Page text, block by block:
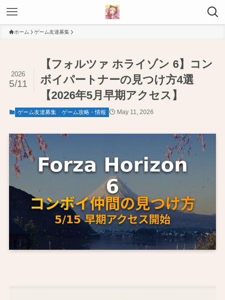
ホーム ゲーム友達募集
【フォルツァ ホライゾン 6】コン
ボイパートナーの見つけ方4選
【2026年5月早期アクセス】
2026
5/11
ゲーム友達募集 ゲーム攻略・情報 May 11, 2026